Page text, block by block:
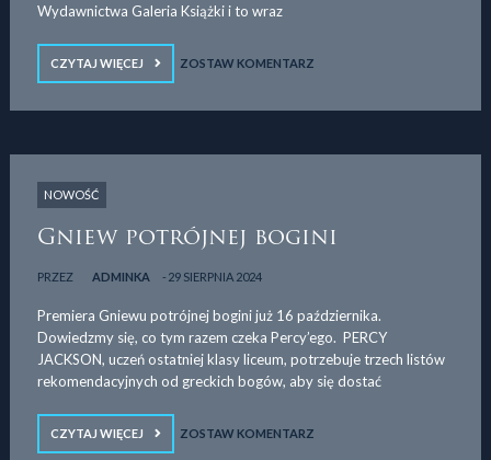
Wydawnictwa Galeria Książki i to wraz
CZYTAJ WIĘCEJ ZOSTAW KOMENTARZ
NOWOŚĆ
Gniew potrójnej bogini
PRZEZ ADMINKA 29 SIERPNIA 2024
Premiera Gniewu potrójnej bogini już 16 października.
Dowiedzmy się, co tym razem czeka Percy’ego. PERCY
JACKSON, uczeń ostatniej klasy liceum, potrzebuje trzech listów
rekomendacyjnych od greckich bogów, aby się dostać
CZYTAJ WIĘCEJ ZOSTAW KOMENTARZ